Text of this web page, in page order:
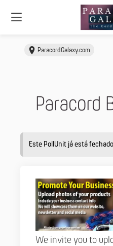
ParacordGalaxy.com
Paracord
Este PollUnit já está
We invite you to